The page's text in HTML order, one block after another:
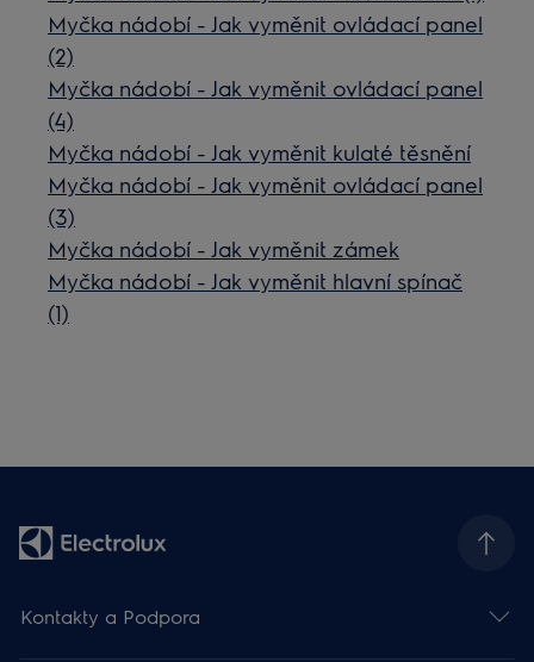
Myčka nádobí - Jak vyměnit ovládací panel
(2)
Myčka nádobí - Jak vyměnit ovládací panel
(4)
Myčka nádobí - Jak vyměnit kulaté těsnění
Myčka nádobí - Jak vyměnit ovládací panel
(3)
Myčka nádobí - Jak vyměnit zámek
Myčka nádobí - Jak vyměnit hlavní spínač
(1)
Kontakty a Podpora